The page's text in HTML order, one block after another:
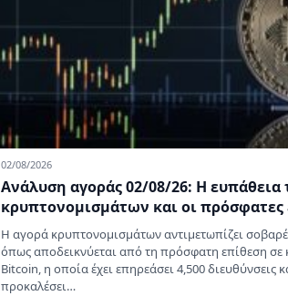
02/08/2026
Ανάλυση αγοράς 02/08/26: Η ευπάθεια
κρυπτονομισμάτων και οι πρόσφατες
Η αγορά κρυπτονομισμάτων αντιμετωπίζει
όπως αποδεικνύεται από τη πρόσφατη επίθεση σε
Bitcoin, η οποία έχει επηρεάσει 4,500 διευθύνσεις
προκαλέσει…